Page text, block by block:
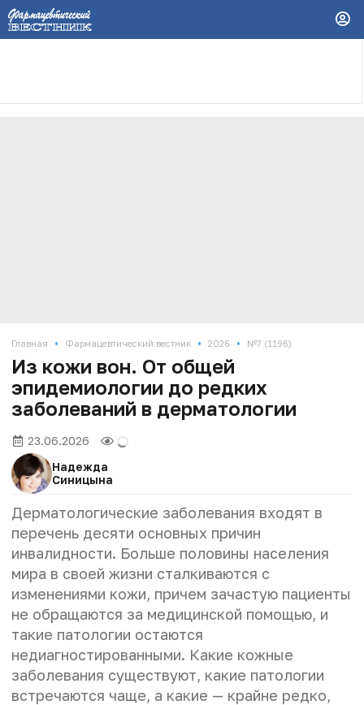
Главная • Фармацевтический вестник • 2026 • №7 (1196)
Из кожи вон. От общей
эпидемиологии до редких
заболеваний в дерматологии
23.06.2026
Надежда
Синицына
Дерматологические заболевания входят в
перечень десяти основных причин
инвалидности. Больше половины населения
мира в своей жизни сталкиваются с
изменениями кожи, причем зачастую пациенты
не обращаются за медицинской помощью, и
такие патологии остаются
недиагностированными. Какие кожные
заболевания существуют, какие патологии
встречаются чаще, а какие — крайне редко,